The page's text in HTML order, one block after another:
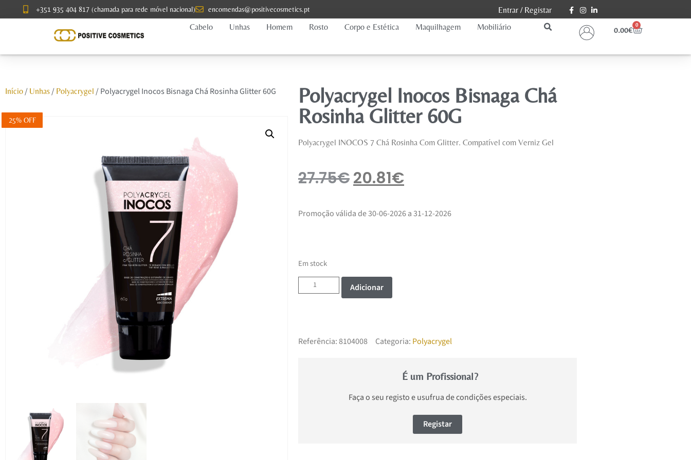
+351 935 404 817 (chamada para rede móvel nacional) encomendas@positivecosmetics.pt Entrar/ Registar
Cabelo
Unhas Homem Rosto Corpo e Estética Maquilhagem Mobiliário 0.00€
0
Início/ Unhas/ Polyacrygel / Polyacrygel Inocos Bisnaga Chá Rosinha Glitter 60G
25% OFF
Polyacrygel Inocos Bisnaga Chá
Rosinha Glitter 60G
Polyacrygel INOCOS 7 Chá Rosinha Com Glitter. Compatível com Verniz Gel
27.75€20.81€
Promoção válida de 30-06-2026 a 31-12-2026
Em stock
Adicionar
Referência:8104008 Categoria: Polyacrygel
É um Profissional?
Faça o seu registo e usufrua de condições especiais.
Registar